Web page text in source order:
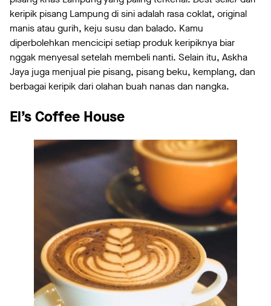
keripik pisang Lampung di sini adalah rasa coklat, original
manis atau gurih, keju susu dan balado. Kamu
diperbolehkan mencicipi setiap produk keripiknya biar
nggak menyesal setelah membeli nanti. Selain itu, Askha
Jaya juga menjual pie pisang, pisang beku, kemplang, dan
berbagai keripik dari olahan buah nanas dan nangka.
El’s Coffee House